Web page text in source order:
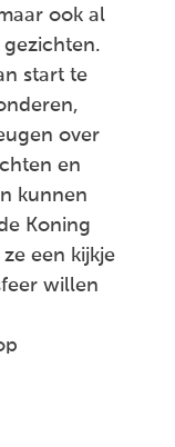
ook al
start te
over
en
kunnen
Koning
ze een kijkje
willen